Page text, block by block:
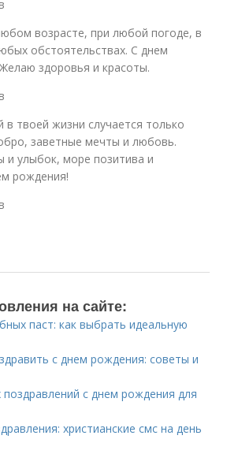
возрасте, при любой погоде, в
обстоятельствах. С днем
здоровья и красоты.
в твоей жизни случается только
заветные мечты и любовь.
и улыбок, море позитива и
рождения!
на сайте:
паст: как выбрать идеальную
с днем рождения: советы и
поздравлений с днем рождения для
христианские смс на день